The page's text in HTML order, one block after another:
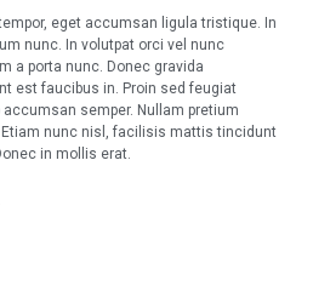
eget accumsan ligula tristique. In
nunc. In volutpat orci vel nunc
a porta nunc. Donec gravida
est faucibus in. Proin sed feugiat
semper. Nullam pretium
nunc nisl, facilisis mattis tincidunt
in mollis erat.